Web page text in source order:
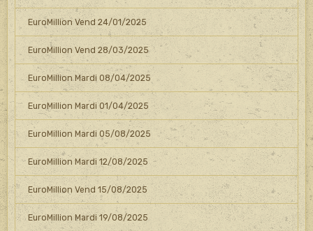
EuroMillion Vend 24/01/2025
EuroMillion Vend 28/03/2025
EuroMillion Mardi 08/04/2025
EuroMillion Mardi 01/04/2025
EuroMillion Mardi 05/08/2025
EuroMillion Mardi 12/08/2025
EuroMillion Vend 15/08/2025
EuroMillion Mardi 19/08/2025